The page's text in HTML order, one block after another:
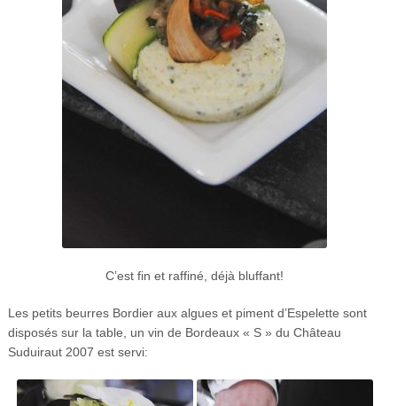
C’est fin et raffiné, déjà bluffant!
Les petits beurres Bordier aux algues et piment d’Espelette sont
disposés sur la table, un vin de Bordeaux « S » du Château
Suduiraut 2007 est servi: